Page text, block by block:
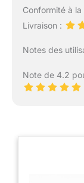
Conformité à
Livraison :
Notes des
Note de 4.2